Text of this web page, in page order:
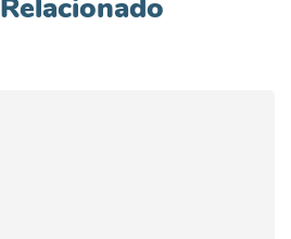
Relacionado